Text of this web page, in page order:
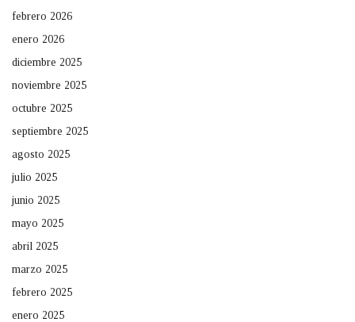
febrero 2026
enero 2026
diciembre 2025
noviembre 2025
octubre 2025
septiembre 2025
agosto 2025
julio 2025
junio 2025
mayo 2025
abril 2025
marzo 2025
febrero 2025
enero 2025